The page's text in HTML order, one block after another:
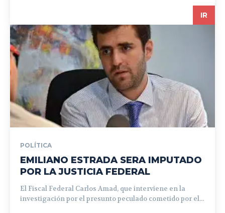
IR
POLÍTICA
EMILIANO ESTRADA SERA IMPUTADO
POR LA JUSTICIA FEDERAL
El Fiscal Federal Carlos Amad, que interviene en la
investigación por el presunto peculado cometido por el...